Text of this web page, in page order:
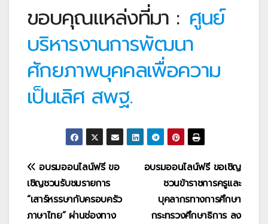
ขอบคุณแหล่งที่มา : ศูนย์
บริหารงานการพัฒนา
ศักยภาพบุคคลเพื่อความ
เป็นเลิศ สพฐ.
แนะแนว
เรื่อง
อบรมออนไลน์ฟรี ขอเชิญ
ชวนข้าราชการครูและ
บุคลากรทางการศึกษา
กระทรวงศึกษาธิการ ลง
อบรมออนไลน์ฟรี ขอ
เชิญชวนรับชมรายการ
“เสาร์หรรษากับครอบครัว
ภาษาไทย” ผ่านช่องทาง